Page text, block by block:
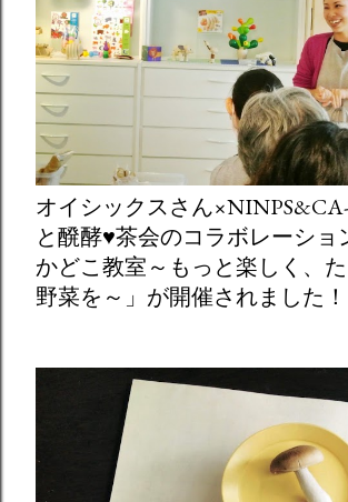
オイシックスさん
と醗酵♥茶会のコラボレーショ
かどこ教室～もっと楽しく、
野菜を～」が開催されました！